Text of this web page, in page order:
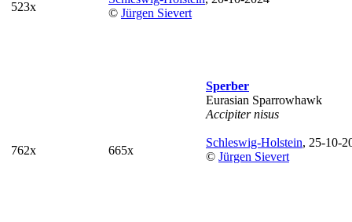
523x
© Jürgen Sievert
762x 665x
Sperber
Eurasian Sparrowhawk
Accipiter nisus
Schleswig-Holstein, 25-10-
© Jürgen Sievert